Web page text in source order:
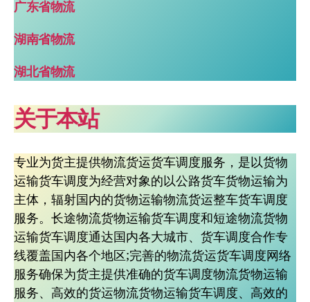
广东省物流
湖南省物流
湖北省物流
关于本站
专业为货主提供物流货运货车调度服务，是以货物
运输货车调度为经营对象的以公路货车货物运输为
主体，辐射国内的货物运输物流货运整车货车调度
服务。长途物流货物运输货车调度和短途物流货物
运输货车调度通达国内各大城市、货车调度合作专
线覆盖国内各个地区;完善的物流货运货车调度网络
服务确保为货主提供准确的货车调度物流货物运输
服务、高效的货运物流货物运输货车调度、高效的